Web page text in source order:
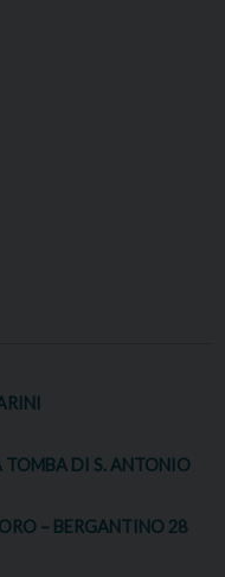
TOMBA DI S. ANTONIO
– BERGANTINO 28